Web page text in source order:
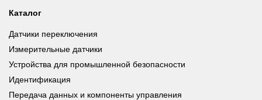
Каталог
Датчики переключения
Измерительные датчики
Устройства для промышленной безопасности
Идентификация
Передача данных и компоненты управления